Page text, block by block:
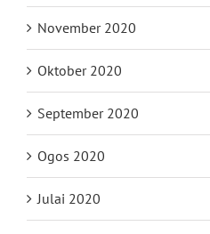
November 2020
Oktober 2020
September 2020
Ogos 2020
Julai 2020